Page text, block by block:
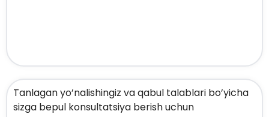
Tanlagan yo’nalishingiz va qabul talablari bo’yicha
sizga bepul konsultatsiya berish uchun